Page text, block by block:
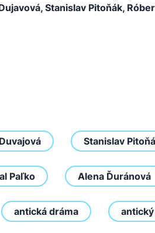
Stanislav Pitoňák,
Stanislav
Paľko Alena Ďuránová
antická dráma